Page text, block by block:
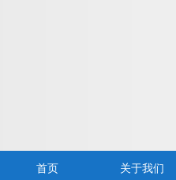
首页 关于我们